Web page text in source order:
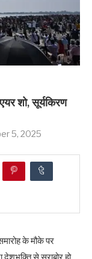
शो, सूर्यकिरण
5, 2025
के मौके पर